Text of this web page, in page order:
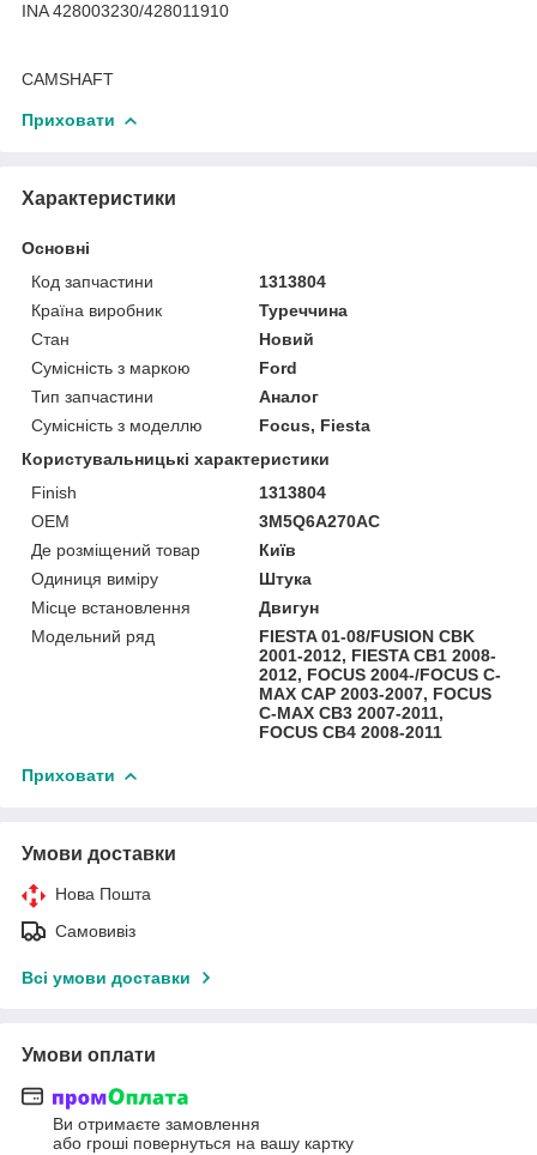
INA 428003230/428011910
CAMSHAFT
Приховати
Характеристики
Основні
Код запчастини
1313804
Країна виробник
Туреччина
Стан
Новий
Сумісність з маркою
Ford
Тип запчастини
Аналог
Сумісність з моделлю
Focus, Fiesta
Користувальницькі характеристики
Finish
1313804
OEM
3M5Q6A270AC
Де розміщений товар
Київ
Одиниця виміру
Штука
Місце встановлення
Двигун
Модельний ряд
FIESTA 01-08/FUSION CBK
2001-2012, FIESTA CB1 2008-
2012, FOCUS 2004-/FOCUS C-
MAX CAP 2003-2007, FOCUS
C-MAX CB3 2007-2011,
FOCUS CB4 2008-2011
Приховати
Умови доставки
Нова Пошта
Самовивіз
Всі умови доставки
Умови оплати
Ви отримаєте замовлення
або гроші повернуться на вашу картку